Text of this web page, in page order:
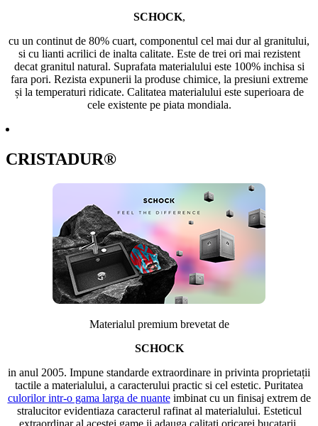
SCHOCK,
cu un continut de 80% cuart, componentul cel mai dur al granitului,
si cu lianti acrilici de inalta calitate. Este de trei ori mai rezistent
decat granitul natural. Suprafata materialului este 100% inchisa si
fara pori. Rezista expunerii la produse chimice, la presiuni extreme
și la temperaturi ridicate. Calitatea materialului este superioara de
cele existente pe piata mondiala.
CRISTADUR®
Materialul premium brevetat de
SCHOCK
in anul 2005. Impune standarde extraordinare in privinta proprietații
tactile a materialului, a caracterului practic si cel estetic. Puritatea
culorilor intr-o gama larga de nuanteimbinat cu un finisaj extrem de
stralucitor evidentiaza caracterul rafinat al materialului. Esteticul